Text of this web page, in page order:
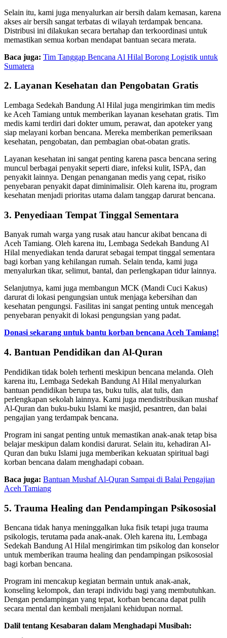
Selain itu, kami juga menyalurkan air bersih dalam kemasan, karena
akses air bersih sangat terbatas di wilayah terdampak bencana.
Distribusi ini dilakukan secara bertahap dan terkoordinasi untuk
memastikan semua korban mendapat bantuan secara merata.
Baca juga: Tim Tanggap Bencana Al Hilal Borong Logistik untuk
Sumatera
2. Layanan Kesehatan dan Pengobatan Gratis
Lembaga Sedekah Bandung Al Hilal juga mengirimkan tim medis
ke Aceh Tamiang untuk memberikan layanan kesehatan gratis. Tim
medis kami terdiri dari dokter umum, perawat, dan apoteker yang
siap melayani korban bencana. Mereka memberikan pemeriksaan
kesehatan, pengobatan, dan pembagian obat-obatan gratis.
Layanan kesehatan ini sangat penting karena pasca bencana sering
muncul berbagai penyakit seperti diare, infeksi kulit, ISPA, dan
penyakit lainnya. Dengan penanganan medis yang cepat, risiko
penyebaran penyakit dapat diminimalisir. Oleh karena itu, program
kesehatan menjadi prioritas utama dalam tanggap darurat bencana.
3. Penyediaan Tempat Tinggal Sementara
Banyak rumah warga yang rusak atau hancur akibat bencana di
Aceh Tamiang. Oleh karena itu, Lembaga Sedekah Bandung Al
Hilal menyediakan tenda darurat sebagai tempat tinggal sementara
bagi korban yang kehilangan rumah. Selain tenda, kami juga
menyalurkan tikar, selimut, bantal, dan perlengkapan tidur lainnya.
Selanjutnya, kami juga membangun MCK (Mandi Cuci Kakus)
darurat di lokasi pengungsian untuk menjaga kebersihan dan
kesehatan pengungsi. Fasilitas ini sangat penting untuk mencegah
penyebaran penyakit di lokasi pengungsian yang padat.
Donasi sekarang untuk bantu korban bencana Aceh Tamiang!
4. Bantuan Pendidikan dan Al-Quran
Pendidikan tidak boleh terhenti meskipun bencana melanda. Oleh
karena itu, Lembaga Sedekah Bandung Al Hilal menyalurkan
bantuan pendidikan berupa tas, buku tulis, alat tulis, dan
perlengkapan sekolah lainnya. Kami juga mendistribusikan mushaf
Al-Quran dan buku-buku Islami ke masjid, pesantren, dan balai
pengajian yang terdampak bencana.
Program ini sangat penting untuk memastikan anak-anak tetap bisa
belajar meskipun dalam kondisi darurat. Selain itu, kehadiran Al-
Quran dan buku Islami juga memberikan kekuatan spiritual bagi
korban bencana dalam menghadapi cobaan.
Baca juga: Bantuan Mushaf Al-Quran Sampai di Balai Pengajian
Aceh Tamiang
5. Trauma Healing dan Pendampingan Psikososial
Bencana tidak hanya meninggalkan luka fisik tetapi juga trauma
psikologis, terutama pada anak-anak. Oleh karena itu, Lembaga
Sedekah Bandung Al Hilal mengirimkan tim psikolog dan konselor
untuk memberikan trauma healing dan pendampingan psikososial
bagi korban bencana.
Program ini mencakup kegiatan bermain untuk anak-anak,
konseling kelompok, dan terapi individu bagi yang membutuhkan.
Dengan pendampingan yang tepat, korban bencana dapat pulih
secara mental dan kembali menjalani kehidupan normal.
Dalil tentang Kesabaran dalam Menghadapi Musibah: